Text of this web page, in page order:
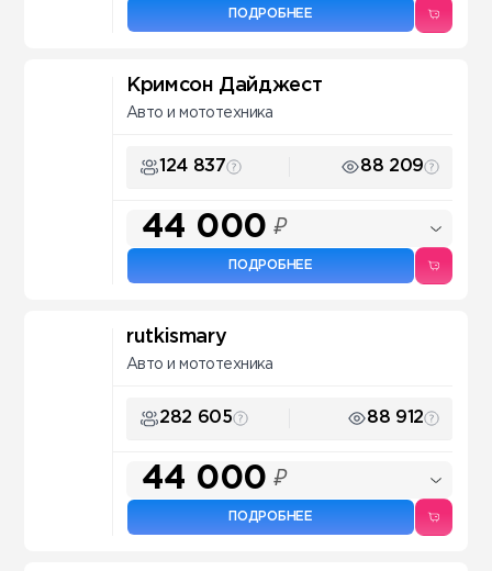
ПОДРОБНЕЕ
Кримсон Дайджест
Авто и мототехника
124 837 88 209
44 000 ₽
ПОДРОБНЕЕ
rutkismary
Авто и мототехника
282 605 88 912
44 000 ₽
ПОДРОБНЕЕ